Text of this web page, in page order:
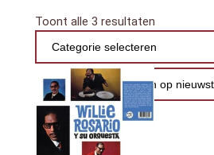
Toont alle 3 resultatenGesorteerd
nieuwste